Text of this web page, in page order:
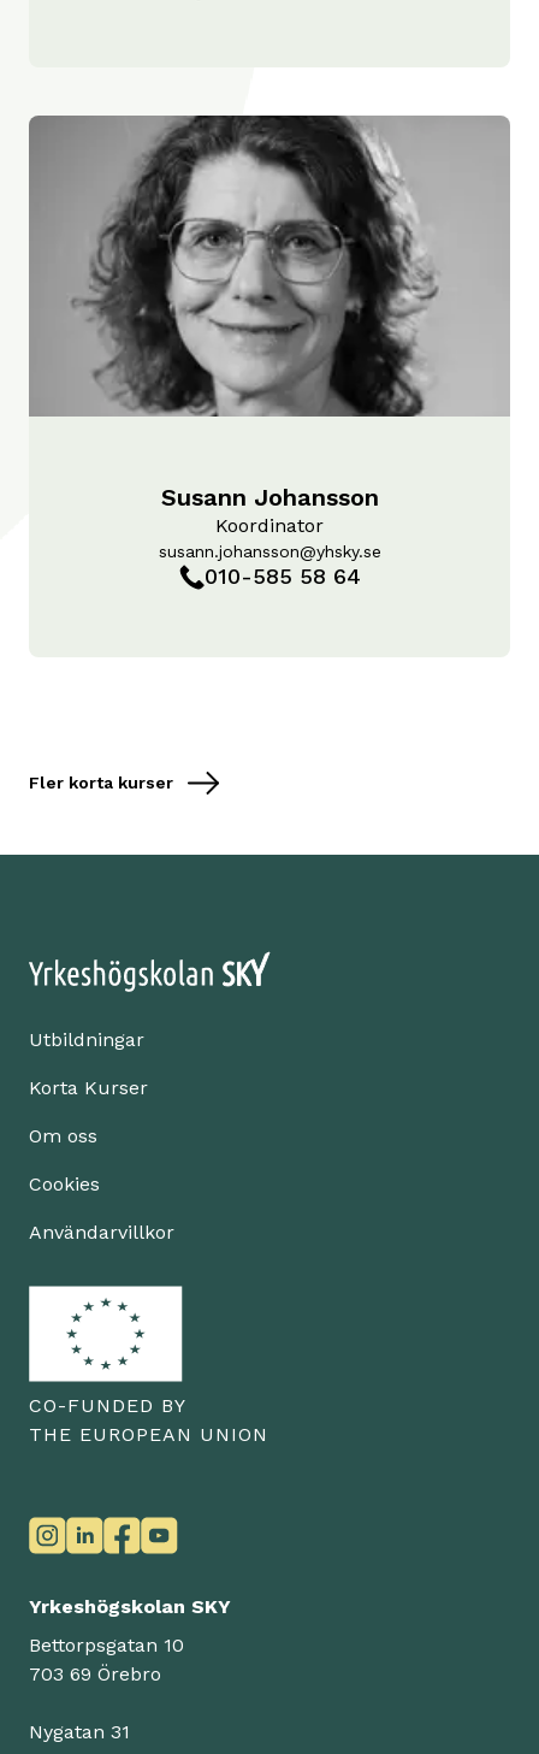
Susann Johansson
Koordinator
susann.johansson@yhsky.se
010-585 58 64
Fler korta kurser
Utbildningar
Korta Kurser
Om oss
Cookies
Användarvillkor
CO-FUNDED BY
THE EUROPEAN UNION
Yrkeshögskolan SKY
Bettorpsgatan 10
703 69 Örebro
Nygatan 31